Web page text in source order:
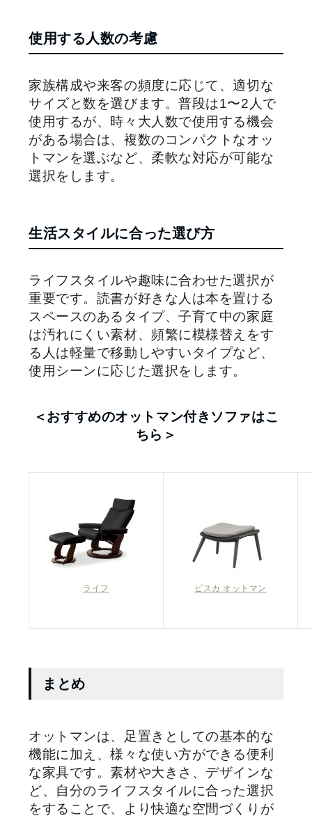
使用する人数の考慮
家族構成や来客の頻度に応じて、適切な
サイズと数を選びます。普段は1〜2人で
使用するが、時々大人数で使用する機会
がある場合は、複数のコンパクトなオッ
トマンを選ぶなど、柔軟な対応が可能な
選択をします。
生活スタイルに合った選び方
ライフスタイルや趣味に合わせた選択が
重要です。読書が好きな人は本を置ける
スペースのあるタイプ、子育て中の家庭
は汚れにくい素材、頻繁に模様替えをす
る人は軽量で移動しやすいタイプなど、
使用シーンに応じた選択をします。
＜おすすめのオットマン付きソファはこ
ちら＞
ライフ ピスカ オットマン
まとめ
オットマンは、足置きとしての基本的な
機能に加え、様々な使い方ができる便利
な家具です。素材や大きさ、デザインな
ど、自分のライフスタイルに合った選択
をすることで、より快適な空間づくりが